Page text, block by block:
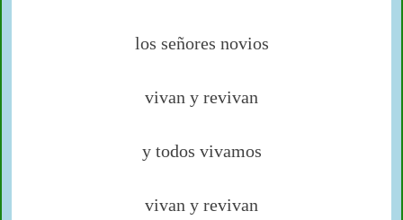
los señores novios
vivan y revivan
y todos vivamos
vivan y revivan